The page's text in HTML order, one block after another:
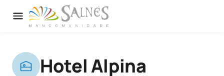
Hotel Alpina